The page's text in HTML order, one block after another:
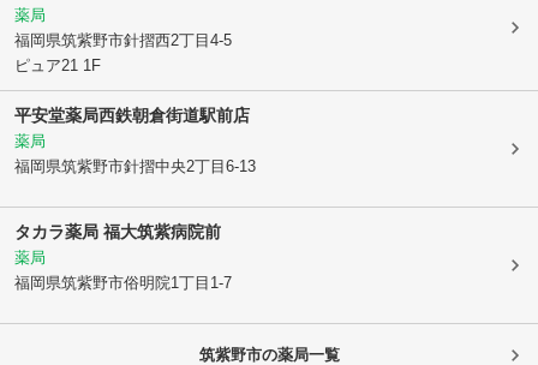
薬局
福岡県筑紫野市針摺西2丁目4-5
ピュア21 1F
平安堂薬局西鉄朝倉街道駅前店
薬局
福岡県筑紫野市針摺中央2丁目6-13
タカラ薬局 福大筑紫病院前
薬局
福岡県筑紫野市俗明院1丁目1-7
筑紫野市の薬局一覧